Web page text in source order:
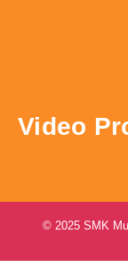
Video
© 2025 SMK